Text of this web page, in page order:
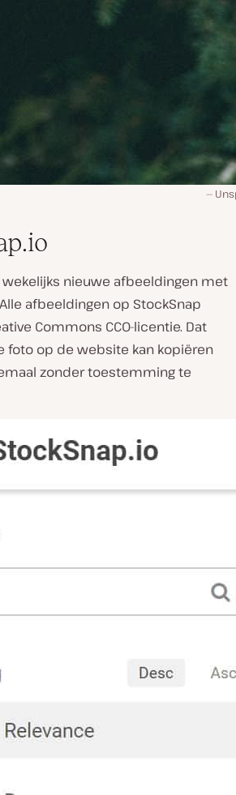
wekelijks nieuwe afbeeldingen met
afbeeldingen op StockSnap
Commons CC0-licentie. Dat
foto op de website kan kopiëren
zonder toestemming te